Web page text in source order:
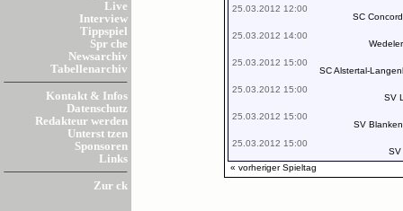
Live
Interview
Tippspiel
Spr che
Newsarchiv
Tabellenarchiv
Kontakt & Infos
Datenschutz
Redakteur werden
Unterst tzen
Sponsoren
Links
Zur ck
25.03.2012 12:00
SC
25.03.2012 14:00
25.03.2012 15:00
SC Alstertal-
25.03.2012 15:00
SV
25.03.2012 15:00
SV
25.03.2012 15:00
SV
« vorheriger Spieltag